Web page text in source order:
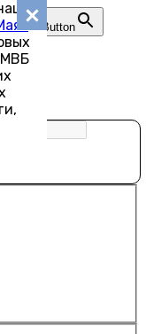
—
Search Button